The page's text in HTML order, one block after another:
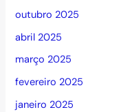
outubro 2025
abril 2025
março 2025
fevereiro 2025
janeiro 2025